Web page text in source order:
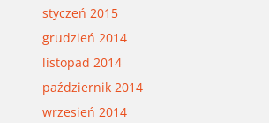
styczeń 2015
grudzień 2014
listopad 2014
październik 2014
wrzesień 2014